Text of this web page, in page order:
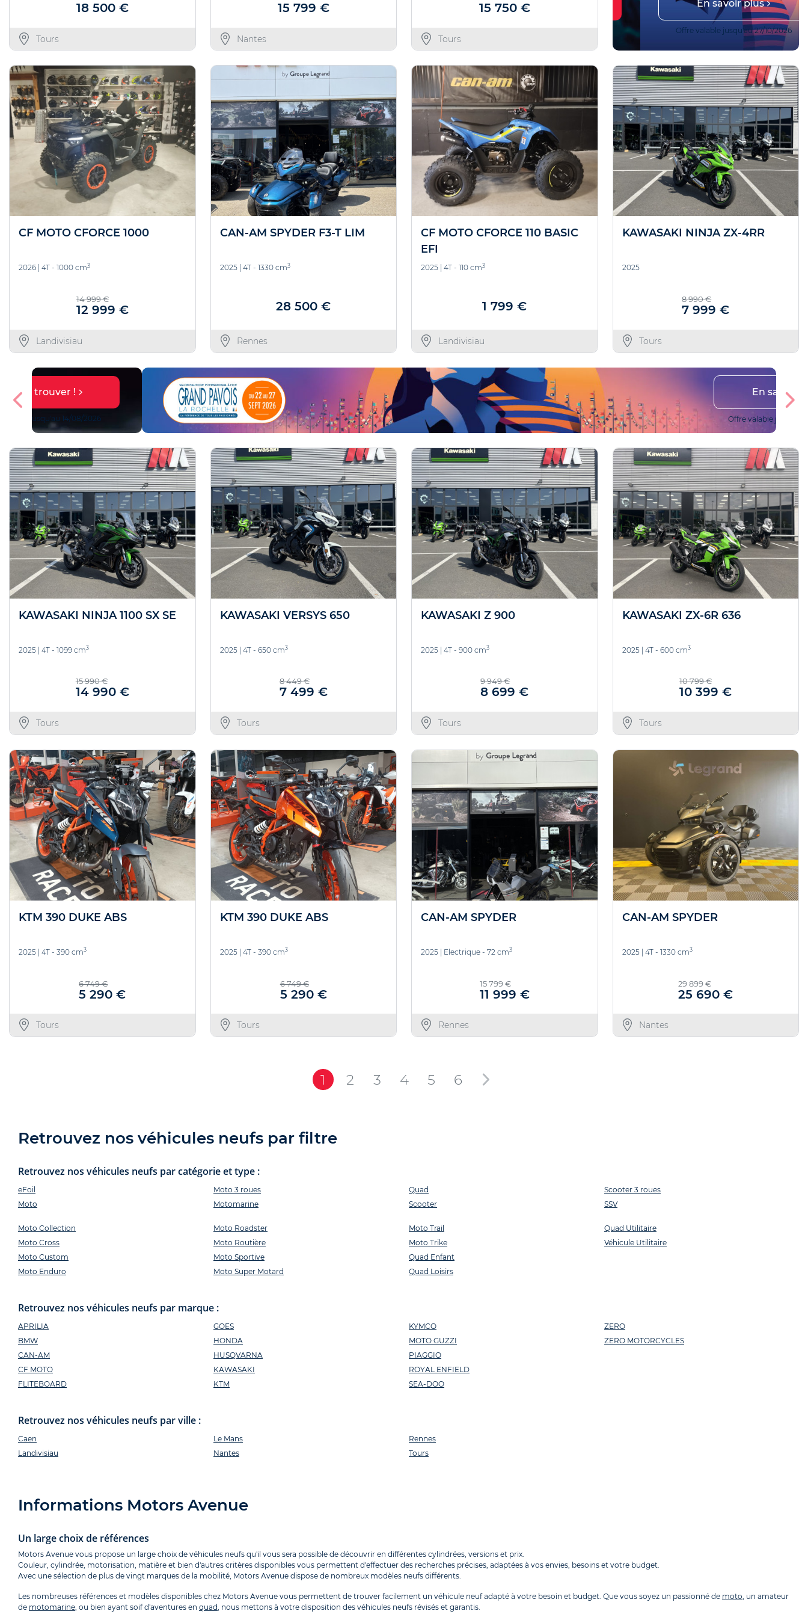
18 500 €
Tours
15 799 €
Nantes
15 750 €
Tours
Nous trouver ! En savoir plus
Offre valable jusqu'au 27/10/2026
CF MOTO CFORCE 1000
2026 4T - 1000 cm3
14 999 €
12 999 €
Landivisiau
CAN-AM SPYDER F3-T LIM
2025| 4T - 1330 cm3
28 500 €
Rennes
CF MOTO CFORCE 110 BASIC
EFI
2025 4T - 110 cm3
1 799 €
Landivisiau
KAWASAKI NINJA ZX-4RR
2025
8 990 €
7 999 €
Tours
Offre valable jusqu'au 27/10/2026
KAWASAKI NINJA 1100 SX SE
2025 | 4T - 1099 cm3
15 990 €
14 990 €
Tours
KAWASAKI VERSYS 650
2025| 4T - 650 cm3
8 449 €
7 499 €
Tours
KAWASAKI Z 900
2025 | 4T - 900 cm3
9 949 €
8 699 €
Tours
KAWASAKI ZX-6R 636
2025| 4T - 600 cm3
10 799 €
10 399 €
Tours
KTM 390 DUKE ABS
2025 4T - 390 cm3
6 749 €
5 290 €
Tours
KTM 390 DUKE ABS
2025| 4T - 390 cm3
6 749 €
5 290 €
Tours
CAN-AM SPYDER
2025 Electrique - 72 cm3
15 799 €
11 999 €
Rennes
CAN-AM SPYDER
2025| 4T - 1330 cm3
29 899 €
25 690 €
Nantes
1 2 3 4 5 6
Retrouvez nos véhicules neufs par filtre
Retrouvez nos véhicules neufs par catégorie et type :
eFoil
Moto
Moto 3 roues
Motomarine
Quad
Scooter
Scooter 3 roues
SSV
Moto Collection
Moto Cross
Moto Custom
Moto Enduro
Moto Roadster
Moto Routière
Moto Sportive
Moto Super Motard
Moto Trail
Moto Trike
Quad Enfant
Quad Loisirs
Quad Utilitaire
Véhicule Utilitaire
Retrouvez nos véhicules neufs par marque :
APRILIA
BMW
CAN-AM
CF MOTO
FLITEBOARD
GOES
HONDA
HUSQVARNA
KAWASAKI
KTM
KYMCO
MOTO GUZZI
PIAGGIO
ROYAL ENFIELD
SEA-DOO
ZERO
ZERO MOTORCYCLES
Retrouvez nos véhicules neufs par ville :
Caen
Landivisiau
Le Mans
Nantes
Rennes
Tours
Informations Motors Avenue
Un large choix de références
Motors Avenue vous propose un large choix de véhicules neufs qu'il vous sera possible de découvrir en différentes cylindrées, versions et prix.
Couleur, cylindrée, motorisation, matière et bien d'autres critères disponibles vous permettent d'effectuer des recherches précises, adaptées à vos envies, besoins et votre budget.
Avec une sélection de plus de vingt marques de la mobilité, Motors Avenue dispose de nombreux modèles neufs différents.
Les nombreuses références et modèles disponibles chez Motors Avenue vous permettent de trouver facilement un véhicule neuf adapté à votre besoin et budget. Que vous soyez un passionné de moto, un amateur
de motomarine, ou bien ayant soif d'aventures en quad, nous mettons à votre disposition des véhicules neufs révisés et garantis.